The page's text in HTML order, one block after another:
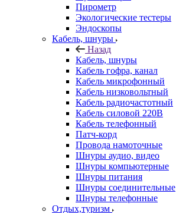
Пирометр
Экологические тестеры
Эндоскопы
Кабель, шнуры
Назад
Кабель, шнуры
Кабель гофра, канал
Кабель микрофонный
Кабель низковольтный
Кабель радиочастотный
Кабель силовой 220В
Кабель телефонный
Патч-корд
Провода намоточные
Шнуры аудио, видео
Шнуры компьютерные
Шнуры питания
Шнуры соединительные
Шнуры телефонные
Отдых,туризм